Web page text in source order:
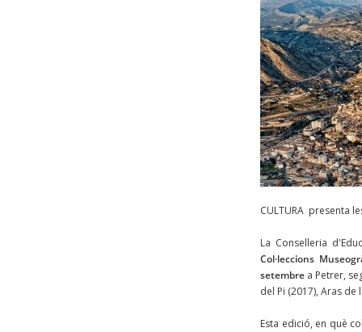
CULTURA presenta
La Conselleria
Col·leccions
setembre a Petrer,
del Pi (2017), Aras de
Esta edició, en què